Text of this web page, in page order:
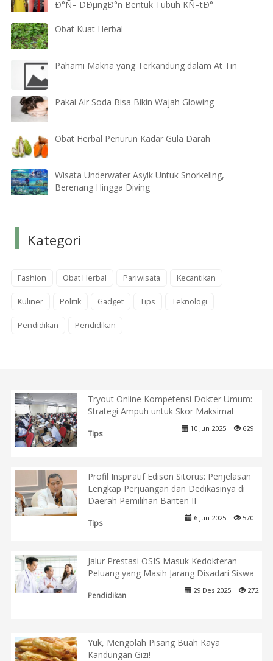
Ð°Ñ– DÐµngÐ°n Bentuk Tubuh KÑ–tÐ°
Obat Kuat Herbal
Pahami Makna yang Terkandung dalam At Tin
Pakai Air Soda Bisa Bikin Wajah Glowing
Obat Herbal Penurun Kadar Gula Darah
Wisata Underwater Asyik Untuk Snorkeling,
Berenang Hingga Diving
Kategori
Fashion Obat Herbal Pariwisata Kecantikan
Kuliner Politik Gadget Tips Teknologi
Pendidikan Pendidikan
Tryout Online Kompetensi Dokter Umum:
Strategi Ampuh untuk Skor Maksimal
Tips
10 Jun 2025 | 629
Profil Inspiratif Edison Sitorus: Penjelasan
Lengkap Perjuangan dan Dedikasinya di
Daerah Pemilihan Banten II
Tips
6 Jun 2025 | 570
Jalur Prestasi OSIS Masuk Kedokteran
Peluang yang Masih Jarang Disadari Siswa
Pendidikan
29 Des 2025 | 272
Yuk, Mengolah Pisang Buah Kaya
Kandungan Gizi!